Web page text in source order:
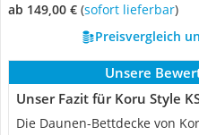
ab 149,00 € ( Sofort lieferbar)
Preisvergleich
Unsere
Unser Fazit für Koru Style
Die Daunen-Bettdecke von